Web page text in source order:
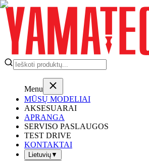
Menu
MŪSŲ MODELIAI
AKSESUARAI
APRANGA
SERVISO PASLAUGOS
TEST DRIVE
KONTAKTAI
Lietuvių▼